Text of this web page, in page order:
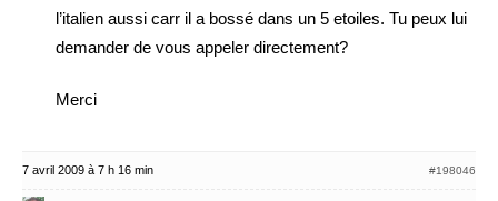
l’italien aussi carr il a bossé dans un 5 etoiles. Tu peux lui
demander de vous appeler directement?
Merci
7 avril 2009 à 7 h 16 min #198046